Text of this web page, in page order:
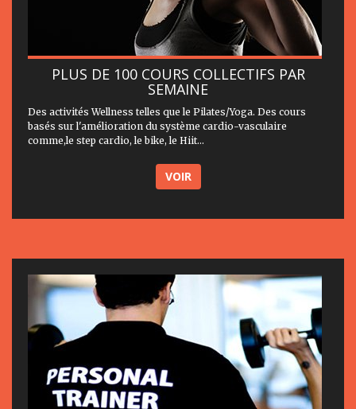
PLUS DE 100 COURS COLLECTIFS PAR
SEMAINE
Des activités Wellness telles que le Pilates/Yoga. Des cours
basés sur l'amélioration du système cardio-vasculaire
comme,le step cardio, le bike, le Hiit...
VOIR